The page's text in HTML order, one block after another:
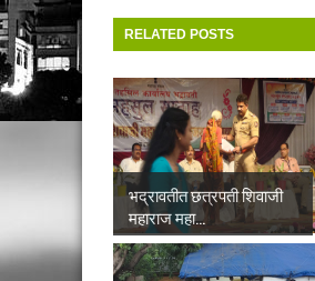
RELATED POSTS
भद्रावतीत छत्रपती शिवाजी
महाराज महा...